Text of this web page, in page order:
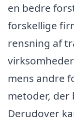
en bedre
forskellige
rensning af
mens andre
metoder,
Derudover